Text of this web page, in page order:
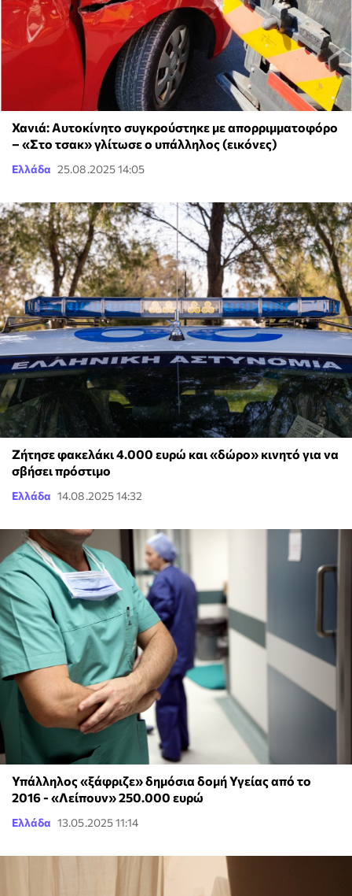
Χανιά: Αυτοκίνητο συγκρούστηκε με απορριμματοφόρο
– «Στο τσακ» γλίτωσε ο υπάλληλος (εικόνες)
Ελλάδα 25.08.2025 14:05
Ζήτησε φακελάκι 4.000 ευρώ και «δώρο» κινητό για να
σβήσει πρόστιμο
Ελλάδα 14.08.2025 14:32
Υπάλληλος «ξάφριζε» δημόσια δομή Υγείας από το
2016 - «Λείπουν» 250.000 ευρώ
Ελλάδα 13.05.2025 11:14